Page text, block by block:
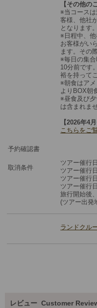
【その他の
※当コース
客様、他社
となります。
※日程中、
お客様がい
ます。その
※毎日の集
10分前です
裕を持って
※朝食はア
よりBOX朝
※昼食及び
は含まれま
【2026年4
こちらをご
予約確認書
取消条件
ツアー催行
ツアー催行
ツアー催行
ツアー催行
旅⾏開始後
(ツアー出発
ランドクル
レビュー Customer